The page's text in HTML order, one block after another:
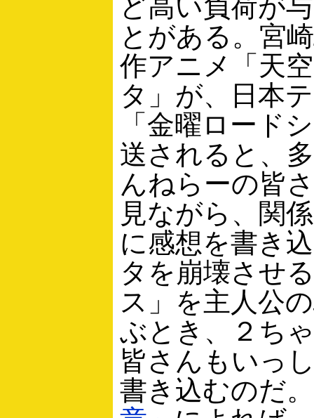
ど高い負荷が
とがある。宮
作アニメ「天
タ」が、日本
「金曜ロード
送されると、
んねらーの皆
見ながら、関
に感想を書き
タを崩壊させ
ス」を主人公
ぶとき、２ち
皆さんもいっ
書き込むのだ。